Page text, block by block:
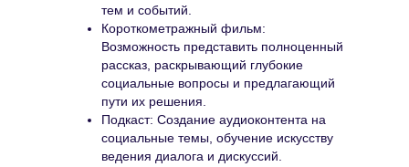
тем и событий.
Короткометражный фильм:
Возможность представить полноценный
рассказ, раскрывающий глубокие
социальные вопросы и предлагающий
пути их решения.
Подкаст: Создание аудиоконтента на
социальные темы, обучение искусству
ведения диалога и дискуссий.